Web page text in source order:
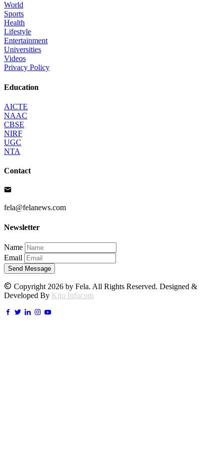
World
Sports
Health
Lifestyle
Entertainment
Universities
Videos
Privacy Policy
Education
AICTE
NAAC
CBSE
NIRF
UGC
NTA
Contact
fela@felanews.com
Newsletter
Name
Email
Send Message
Copyright 2026 by Fela. All Rights Reserved. Designed &
Developed By Kito Infocom